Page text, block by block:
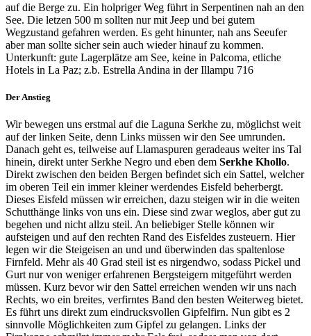
auf die Berge zu. Ein holpriger Weg führt in Serpentinen nah an den
See. Die letzen 500 m sollten nur mit Jeep und bei gutem
Wegzustand gefahren werden. Es geht hinunter, nah ans Seeufer
aber man sollte sicher sein auch wieder hinauf zu kommen.
Unterkunft: gute Lagerplätze am See, keine in Palcoma, etliche
Hotels in La Paz; z.b. Estrella Andina in der Illampu 716
Der Anstieg
Wir bewegen uns erstmal auf die Laguna Serkhe zu, möglichst weit
auf der linken Seite, denn Links müssen wir den See umrunden.
Danach geht es, teilweise auf Llamaspuren geradeaus weiter ins Tal
hinein, direkt unter Serkhe Negro und eben dem Serkhe Khollo.
Direkt zwischen den beiden Bergen befindet sich ein Sattel, welcher
im oberen Teil ein immer kleiner werdendes Eisfeld beherbergt.
Dieses Eisfeld müssen wir erreichen, dazu steigen wir in die weiten
Schutthänge links von uns ein. Diese sind zwar weglos, aber gut zu
begehen und nicht allzu steil. An beliebiger Stelle können wir
aufsteigen und auf den rechten Rand des Eisfeldes zusteuern. Hier
legen wir die Steigeisen an und und überwinden das spaltenlose
Firnfeld. Mehr als 40 Grad steil ist es nirgendwo, sodass Pickel und
Gurt nur von weniger erfahrenen Bergsteigern mitgeführt werden
müssen. Kurz bevor wir den Sattel erreichen wenden wir uns nach
Rechts, wo ein breites, verfirntes Band den besten Weiterweg bietet.
Es führt uns direkt zum eindrucksvollen Gipfelfirn. Nun gibt es 2
sinnvolle Möglichkeiten zum Gipfel zu gelangen. Links der